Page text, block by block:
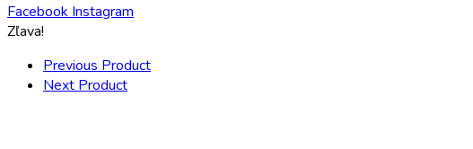
Facebook Instagram
Zľava!
Previous Product
Next Product